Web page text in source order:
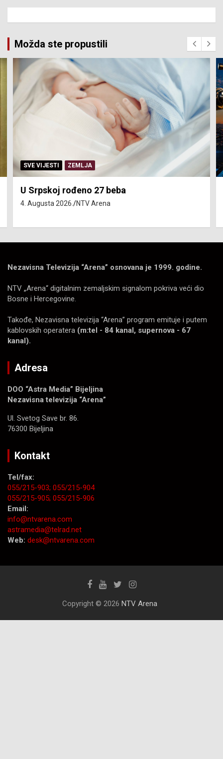
Možda ste propustili
SVE VIJESTI ZEMLJA
U Srpskoj rođeno 27 beba
4. Augusta 2026. NTV Arena
Nezavisna Televizija “Arena” osnovana je 1999. godine.
NTV „Arena“ digitalnim zemaljskim signalom pokriva veći dio
Bosne i Hercegovine.
Takođe, Nezavisna televizija “Arena” program emituje i putem
kablovskih operatera (m:tel - 84 kanal, supernova - 67
kanal).
Adresa
DOO “Astra Media” Bijeljina
Nezavisna televizija “Arena”
Ul. Svetog Save br. 86.
76300 Bijeljina
Kontakt
Tel/fax:
055/215-903; 055/215-904
055/215-905; 055/215-906
Email:
info@ntvarena.com
astramedia@telrad.net
Web: desk@ntvarena.com
Copyright © 2026 NTV Arena